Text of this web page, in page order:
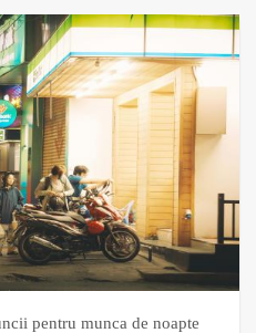
pentru munca de noapte